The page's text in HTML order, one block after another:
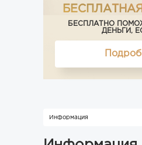
БЕСПЛАТНО
ДЕНЬГИ,
Информация